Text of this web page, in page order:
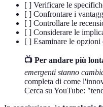
[ ] Verificare le
[ ] Confrontare i
[ ] Controllare le
[ ] Considerare le
[ ] Esaminare le opzioni
📺 Per andare più
emergenti stanno
completa di come
Cerca su YouTube: